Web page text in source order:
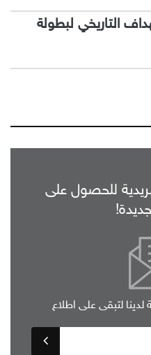
التاريخي لبطولة
للحصول على
لدينا لتبقى على اطلاع